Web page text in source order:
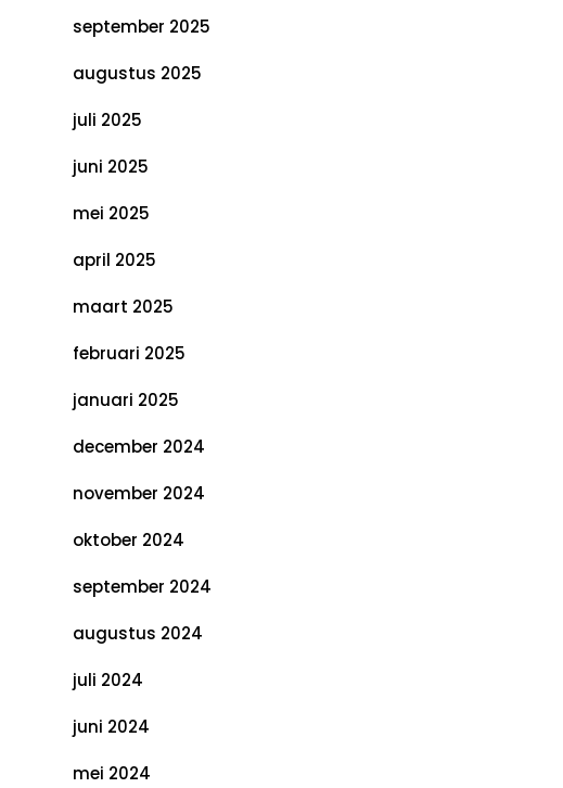
september 2025
augustus 2025
juli 2025
juni 2025
mei 2025
april 2025
maart 2025
februari 2025
januari 2025
december 2024
november 2024
oktober 2024
september 2024
augustus 2024
juli 2024
juni 2024
mei 2024